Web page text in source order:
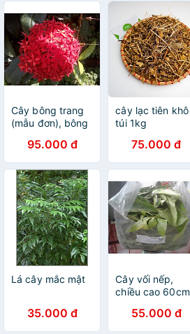
Cây bông trang
(mẫu đơn), bông
95.000 đ
cây lạc tiên khô
túi 1kg
75.000 đ
Lá cây mắc mật
35.000 đ
Cây vối nếp,
chiều cao 60cm
55.000 đ